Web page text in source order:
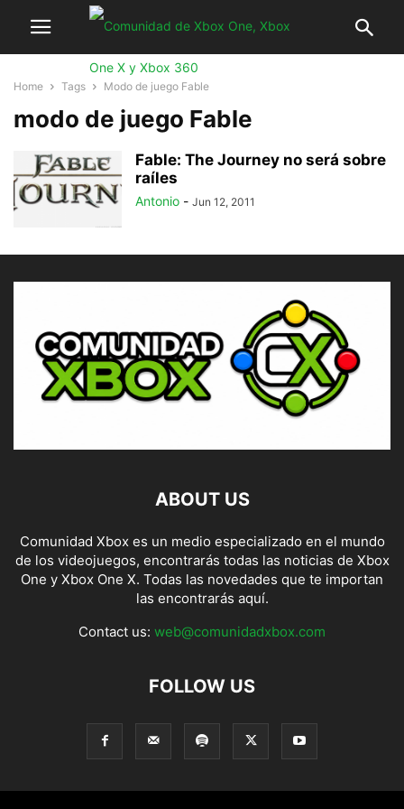
Home Tags Modo de juego Fable
modo de juego Fable
Fable: The Journey no será sobre
raíles
Antonio - Jun 12, 2011
ABOUT US
Comunidad Xbox es un medio especializado en el mundo
de los videojuegos, encontrarás todas las noticias de Xbox
One y Xbox One X. Todas las novedades que te importan
las encontrarás aquí.
Contact us: web@comunidadxbox.com
FOLLOW US